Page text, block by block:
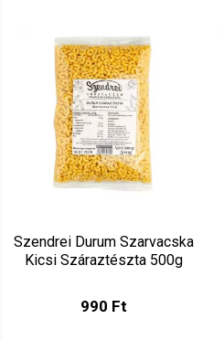
Szendrei Durum Szarvacska
Kicsi Száraztészta 500g
990 Ft